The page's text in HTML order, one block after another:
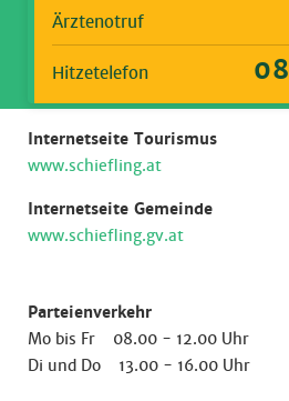
Ärztenotruf
Hitzetelefon
Internetseite Tourismus
www.schiefling.at
Internetseite Gemeinde
www.schiefling.gv.at
Parteienverkehr
Mo bis Fr 08.00 - 12.00 Uhr
Di und Do 13.00 - 16.00 Uhr